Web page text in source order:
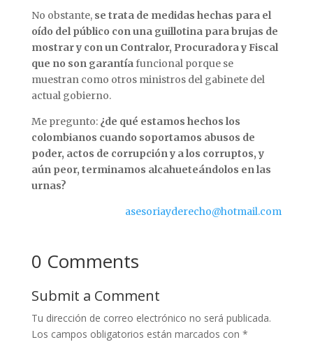
No obstante, se trata de medidas hechas para el
oído del público con una guillotina para brujas de
mostrar y con un Contralor, Procuradora y Fiscal
que no son garantíafuncional porque se
muestran como otros ministros del gabinete del
actual gobierno.
Me pregunto: ¿de qué estamos hechos los
colombianos cuando soportamos abusos de
poder, actos de corrupción y a los corruptos, y
aún peor, terminamos alcahueteándolos en las
urnas?
asesoriayderecho@hotmail.com
0 Comments
Submit a Comment
Tu dirección de correo electrónico no será publicada.
Los campos obligatorios están marcados con *